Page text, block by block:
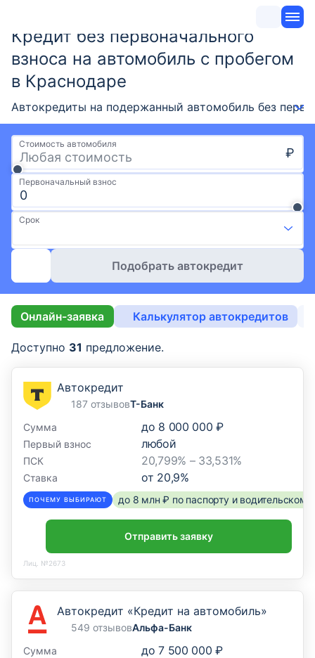
Кредит без первоначального
взноса на автомобиль с пробегом
в Краснодаре
Автокредиты на подержанный автомобиль без
Стоимость автомобиля
₽
Первоначальный взнос
Срок
Подобрать автокредит
Онлайн-заявка Калькулятор автокредитов
Доступно 31 предложение.
Автокредит
187 отзывовТ-Банк
Сумма
до 8 000 000 ₽
Первый взнос любой
ПСК 20,799% – 33,531%
Ставка от 20,9%
ПОЧЕМУ ВЫБИРАЮТ до 8 млн ₽ по паспорту и
Отправить заявку
Лиц. №2673
Автокредит «Кредит на автомобиль»
549 отзывовАльфа-Банк
Сумма
до 7 500 000 ₽